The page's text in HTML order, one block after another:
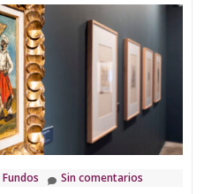
periodista
Francisco
Contreras
presenta
su
Mágica
del
Fundos Sin comentarios